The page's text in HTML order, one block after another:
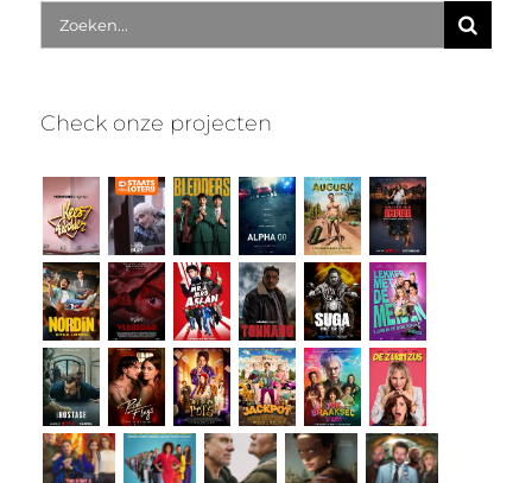
Zoek
naar:
Check onze projecten